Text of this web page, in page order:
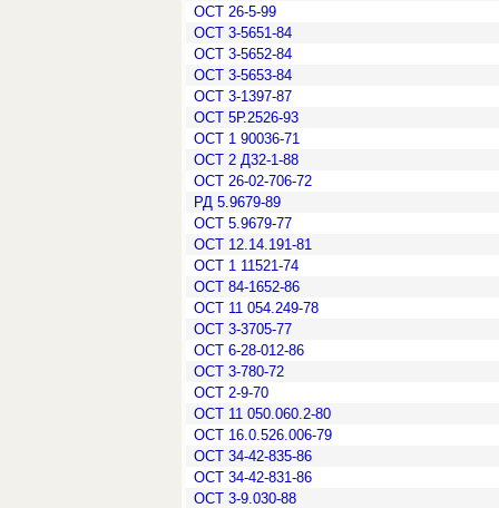
ОСТ 26-5-99
ОСТ 3-5651-84
ОСТ 3-5652-84
ОСТ 3-5653-84
ОСТ 3-1397-87
ОСТ 5Р.2526-93
ОСТ 1 90036-71
ОСТ 2 Д32-1-88
ОСТ 26-02-706-72
РД 5.9679-89
ОСТ 5.9679-77
ОСТ 12.14.191-81
ОСТ 1 11521-74
ОСТ 84-1652-86
ОСТ 11 054.249-78
ОСТ 3-3705-77
ОСТ 6-28-012-86
ОСТ 3-780-72
ОСТ 2-9-70
ОСТ 11 050.060.2-80
ОСТ 16.0.526.006-79
ОСТ 34-42-835-86
ОСТ 34-42-831-86
ОСТ 3-9.030-88